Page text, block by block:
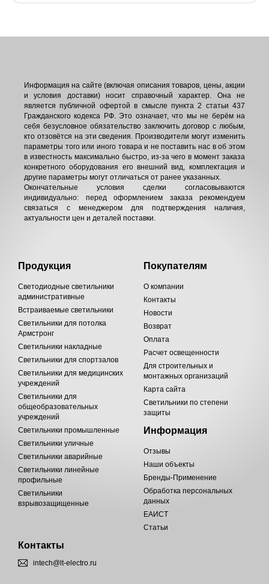
Информация на сайте (включая описания товаров, цены, акции
и условия доставки) носит справочный характер. Она не
является публичной офертой в смысле пункта 2 статьи 437
Гражданского кодекса РФ. Это означает, что мы не берём на
себя безусловное обязательство заключить договор с любым,
кто отзовётся на эти сведения. Производители могут изменить
параметры того или иного товара и не поставить нас в об этом
в известность максимально быстро, из-за чего в момент заказа
конкретного оборудования его внешний вид, комплектация и
другие параметры могут отличаться от ранее указанных.
Окончательные условия сделки согласовываются
индивидуально: перед оформлением заказа рекомендуем
связаться с менеджером для подтверждения наличия,
актуальности цен и деталей поставки.
Продукция
Светодиодные светильники
административные
Встраиваемые светильники
Светильники для потолка
Армстронг
Светильники накладные
Светильники для спортзалов
Светильники для медицинских
учреждений
Светильники для
общеобразовательных
учреждений
Светильники промышленные
Светильники уличные
Светильники аварийные
Светильники линейные
профильные
Светильники
взрывозащищенные
Покупателям
О компании
Контакты
Новости
Возврат
Оплата
Расчет освещенности
Для строительных и
монтажных организаций
Карта сайта
Светильники по степени
защиты
Информация
Отзывы
Наши объекты
Бренды-Применение
Обработка персональных
данных
ЕАИСТ
Статьи
Контакты
intech@lt-electro.ru